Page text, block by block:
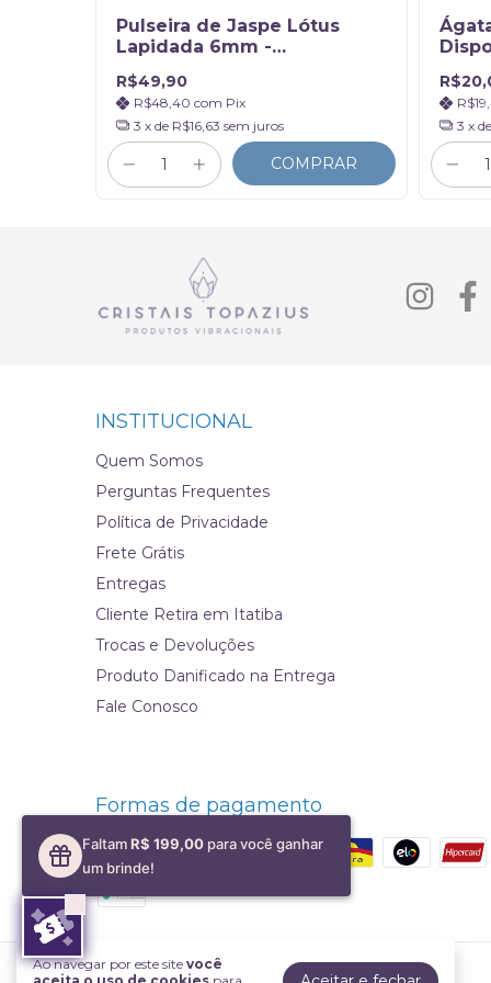
FaltamR$ 199,00 para você ganhar
um brinde!
Ao navegar por este site você
Pulseira de Jaspe Lótus
Lapidada 6mm -
R$49,90
R$48,40 com Pix
3 x de R$16,63 sem juros
COMPRAR
3 x
INSTITUCIONAL
Quem Somos
Perguntas Frequentes
Política de Privacidade
Frete Grátis
Entregas
Cliente Retira em Itatiba
Trocas e Devoluções
Produto Danificado na Entrega
Fale Conosco
Formas de pagamento